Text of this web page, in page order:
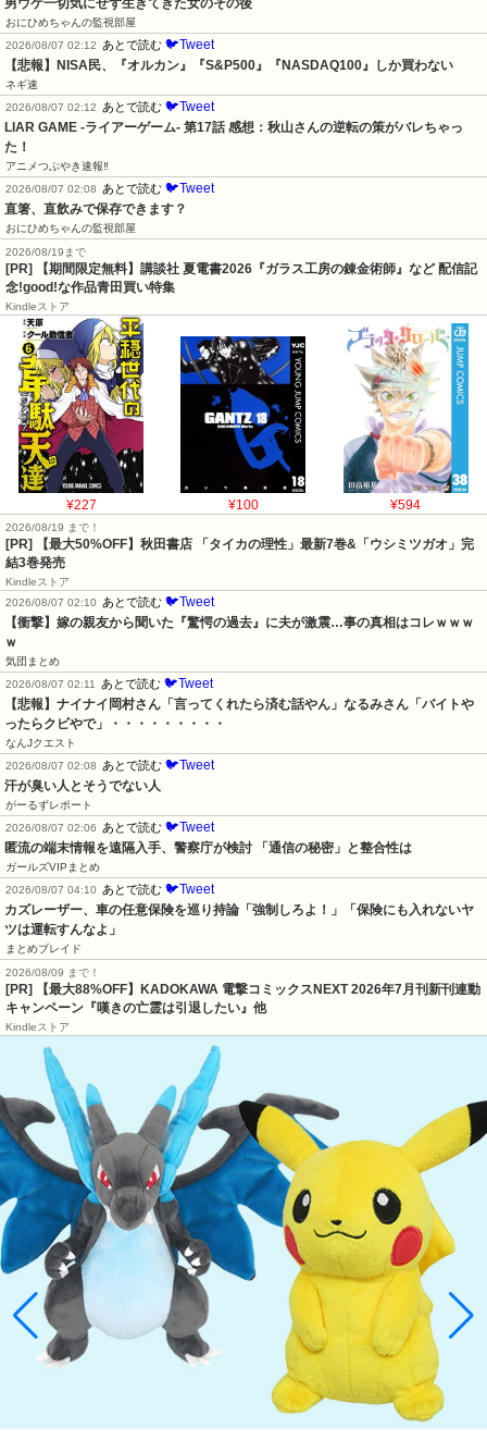
おにひめちゃんの監視部屋
2026/08/07 02:12
あとで読む 🐦Tweet
【悲報】NISA民、『オルカン』『S&P500』『NASDAQ100』しか買わない
ネギ速
2026/08/07 02:12
あとで読む 🐦Tweet
LIAR GAME -ライアーゲーム- 第17話 感想：秋山さんの逆転の策がバレちゃっ
た！
アニメつぶやき速報‼︎
2026/08/07 02:08
あとで読む 🐦Tweet
直箸、直飲みで保存できます？
おにひめちゃんの監視部屋
2026/08/19まで
[PR] 【期間限定無料】講談社 夏電書2026『ガラス工房の錬金術師』など 配信記
念!good!な作品青田買い特集
Kindleストア
¥227 ¥100 ¥594
2026/08/19 まで！
[PR] 【最大50%OFF】秋田書店 「タイカの理性」最新7巻&「ウシミツガオ」完
結3巻発売
Kindleストア
2026/08/07 02:10
あとで読む 🐦Tweet
【衝撃】嫁の親友から聞いた『驚愕の過去』に夫が激震…事の真相はコレｗｗｗ
ｗ
気団まとめ
2026/08/07 02:11
あとで読む 🐦Tweet
【悲報】ナイナイ岡村さん「言ってくれたら済む話やん」なるみさん「バイトや
ったらクビやで」・・・・・・・・・
なんJクエスト
2026/08/07 02:08
あとで読む 🐦Tweet
汗が臭い人とそうでない人
がーるずレポート
2026/08/07 02:06
あとで読む 🐦Tweet
匿流の端末情報を遠隔入手、警察庁が検討 「通信の秘密」と整合性は
ガールズVIPまとめ
2026/08/07 04:10
あとで読む 🐦Tweet
カズレーザー、車の任意保険を巡り持論「強制しろよ！」「保険にも入れないヤ
ツは運転すんなよ」
まとめブレイド
2026/08/09 まで！
[PR] 【最大88%OFF】KADOKAWA 電撃コミックスNEXT 2026年7月刊新刊連動
キャンペーン『嘆きの亡霊は引退したい』他
Kindleストア